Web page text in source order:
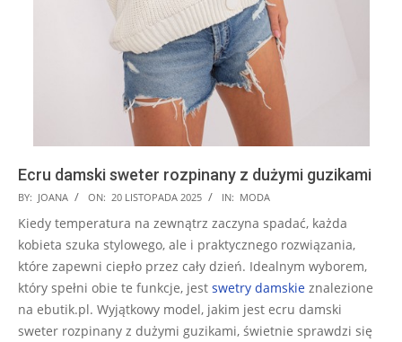
Ecru damski sweter rozpinany z dużymi guzikami
2025-
11-
20
BY: JOANA ON: 20 LISTOPADA 2025 IN: MODA
Kiedy temperatura na zewnątrz zaczyna spadać, każda
kobieta szuka stylowego, ale i praktycznego rozwiązania,
które zapewni ciepło przez cały dzień. Idealnym wyborem,
który spełni obie te funkcje, jest swetry damskie znalezione
na ebutik.pl. Wyjątkowy model, jakim jest ecru damski
sweter rozpinany z dużymi guzikami, świetnie sprawdzi się